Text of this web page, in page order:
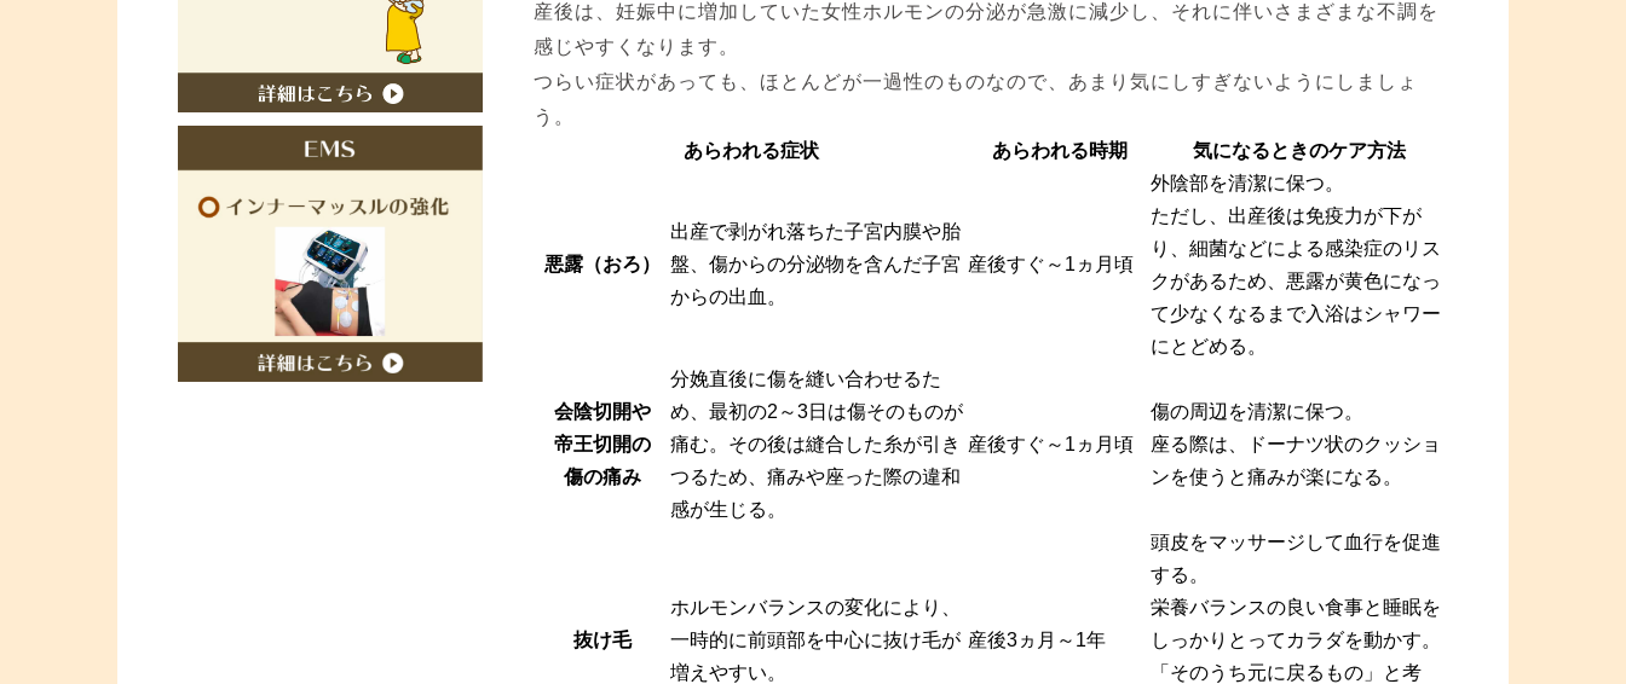
産後は、妊娠中に増加していた女性ホルモンの分泌が急激に減少し、それに伴いさまざまな不調を
感じやすくなります。
つらい症状があっても、ほとんどが一過性のものなので、あまり気にしすぎないようにしましょ
う。
あらわれる症状
あらわれる時期 気になるときのケア方法
悪露（おろ）
出産で剥がれ落ちた子宮内膜や胎
盤、傷からの分泌物を含んだ子宮
からの出血。
産後すぐ～1ヵ月頃
外陰部を清潔に保つ。
ただし、出産後は免疫力が下が
り、細菌などによる感染症のリス
クがあるため、悪露が黄色になっ
て少なくなるまで入浴はシャワー
にとどめる。
会陰切開や
帝王切開の
傷の痛み
分娩直後に傷を縫い合わせるた
め、最初の2～3日は傷そのものが
痛む。その後は縫合した糸が引き
つるため、痛みや座った際の違和
感が生じる。
産後すぐ～1ヵ月頃
傷の周辺を清潔に保つ。
座る際は、ドーナツ状のクッショ
ンを使うと痛みが楽になる。
抜け毛
ホルモンバランスの変化により、
一時的に前頭部を中心に抜け毛が
増えやすい。
産後3ヵ月～1年
頭皮をマッサージして血行を促進
する。
栄養バランスの良い食事と睡眠を
しっかりとってカラダを動かす。
「そのうち元に戻るもの」と考